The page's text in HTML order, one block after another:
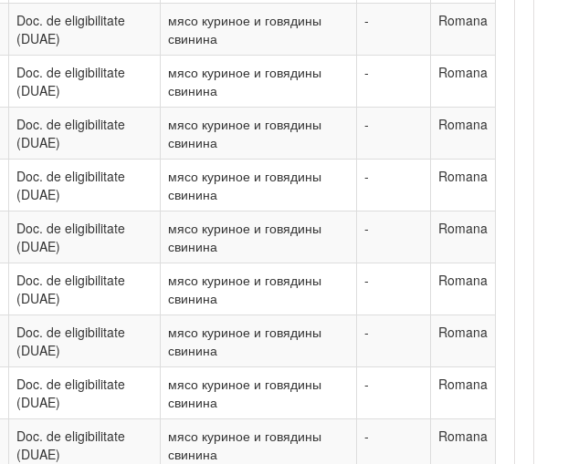
Doc. de eligibilitate
(DUAE)
мясо куриное и говядины
свинина
- Romana
Doc. de eligibilitate
(DUAE)
мясо куриное и говядины
свинина
- Romana
Doc. de eligibilitate
(DUAE)
мясо куриное и говядины
свинина
- Romana
Doc. de eligibilitate
(DUAE)
мясо куриное и говядины
свинина
- Romana
Doc. de eligibilitate
(DUAE)
мясо куриное и говядины
свинина
- Romana
Doc. de eligibilitate
(DUAE)
мясо куриное и говядины
свинина
- Romana
Doc. de eligibilitate
(DUAE)
мясо куриное и говядины
свинина
- Romana
Doc. de eligibilitate
(DUAE)
мясо куриное и говядины
свинина
- Romana
Doc. de eligibilitate
(DUAE)
мясо куриное и говядины
свинина
- Romana